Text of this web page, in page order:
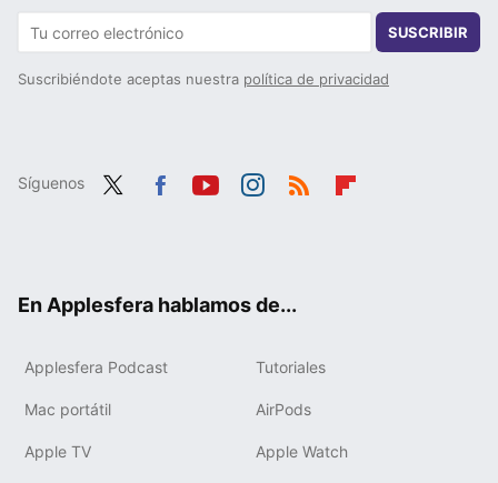
SUSCRIBIR
Suscribiéndote aceptas nuestra política de privacidad
Síguenos
En Applesfera hablamos de...
Applesfera Podcast Tutoriales
Mac portátil AirPods
Apple TV Apple Watch